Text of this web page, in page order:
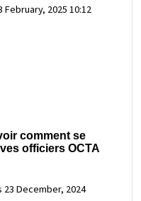
February, 2025 10:12
comment se
officiers OCTA
23 December, 2024